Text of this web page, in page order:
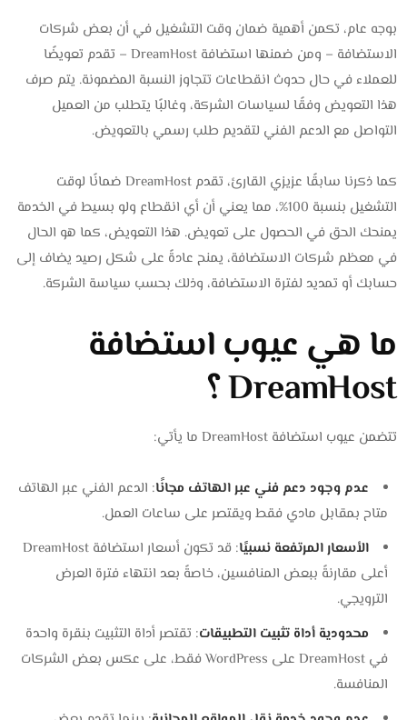
بوجه عام، تكمن أهمية ضمان وقت التشغيل في أن بعض شركات
الاستضافة – ومن ضمنها استضافة DreamHost – تقدم تعويضًا
للعملاء في حال حدوث انقطاعات تتجاوز النسبة المضمونة. يتم صرف
هذا التعويض وفقًا لسياسات الشركة، وغالبًا يتطلب من العميل
التواصل مع الدعم الفني لتقديم طلب رسمي بالتعويض.
كما ذكرنا سابقًا عزيزي القارئ، تقدم DreamHost ضمانًا لوقت
التشغيل بنسبة 100%، مما يعني أن أي انقطاع ولو بسيط في الخدمة
يمنحك الحق في الحصول على تعويض. هذا التعويض، كما هو الحال
في معظم شركات الاستضافة، يمنح عادةً على شكل رصيد يضاف إلى
حسابك أو تمديد لفترة الاستضافة، وذلك بحسب سياسة الشركة.
ما هي عيوب استضافة
DreamHost ؟
تتضمن عيوب استضافة DreamHost ما يأتي:
عدم وجود دعم فني عبر الهاتف مجانًا: الدعم الفني عبر الهاتف
متاح بمقابل مادي فقط ويقتصر على ساعات العمل.
الأسعار المرتفعة نسبيًا
: قد تكون أسعار استضافة DreamHost
أعلى مقارنةً ببعض المنافسين، خاصةً بعد انتهاء فترة العرض
الترويجي.
محدودية أداة تثبيت التطبيقات: تقتصر أداة التثبيت بنقرة واحدة
في DreamHost على WordPress فقط، على عكس بعض الشركات
المنافسة.